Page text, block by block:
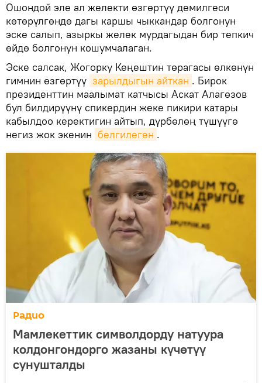
Ошондой эле ал желекти өзгөртүү демилгеси
көтөрүлгөндө дагы каршы чыккандар болгонун
эске салып, азыркы желек мурдагыдан бир тепкич
өйдө болгонун кошумчалаган.
Эске салсак, Жогорку Кеңештин төрагасы өлкөнүн
гимнин өзгөртүү зарылдыгын айткан . Бирок
президенттин маалымат катчысы Аскат Алагөзов
бул билдирүүнү спикердин жеке пикири катары
кабылдоо керектигин айтып, дүрбөлөң түшүүгө
негиз жок экенин белгилеген .
Радио
Мамлекеттик символдорду натуура
колдонгондорго жазаны күчөтүү
сунушталды